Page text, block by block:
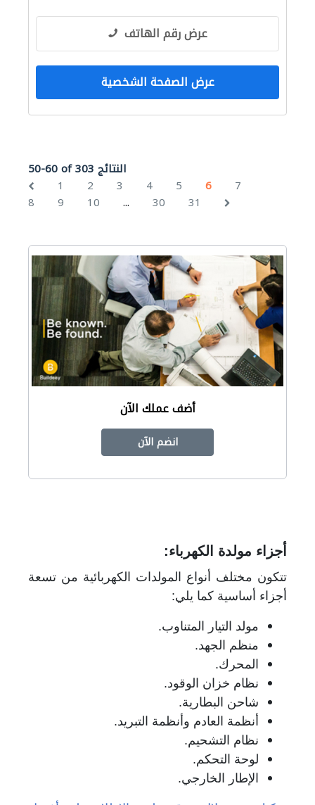
عرض رقم الهاتف
عرض الصفحة الشخصية
50-60 of 303 النتائج
1
2 3 4 5 6
7
8
9 10 ... 30 31
أضف عملك الآن
انضم الآن
أجزاء مولدة الكهرباء:
تتكون مختلف أنواع المولدات الكهربائية من تسعة
أجزاء أساسية كما يلي:
مولد التيار المتناوب.
منظم الجهد.
المحرك.
نظام خزان الوقود.
شاحن البطارية.
أنظمة العادم وأنظمة التبريد.
نظام التشحيم.
لوحة التحكم.
الإطار الخارجي.